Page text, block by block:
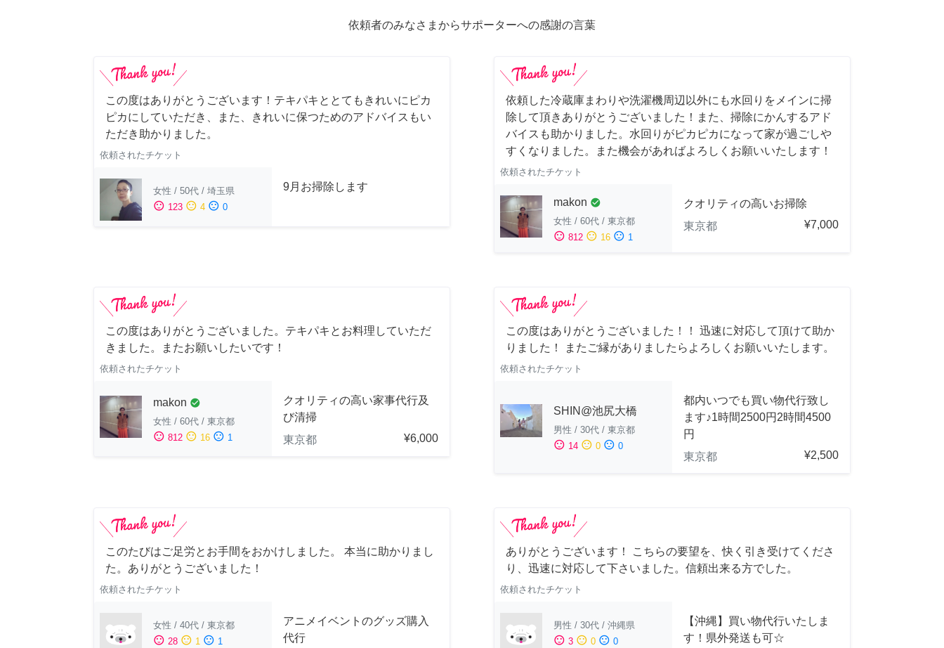
依頼者のみなさまからサポーターへの感謝の言葉
この度はありがとうございます！テキパキととてもきれいにピカ
ピカにしていただき、また、きれいに保つためのアドバイスもい
ただき助かりました。
依頼されたチケット
女性 / 50代 / 埼玉県
sentiment_satisfied 123 sentiment_neutral 4 sentiment_dissatisfied 0
9月お掃除します
依頼した冷蔵庫まわりや洗濯機周辺以外にも水回りをメインに掃
除して頂きありがとうございました！また、掃除にかんするアド
バイスも助かりました。水回りがピカピカになって家が過ごしや
すくなりました。また機会があればよろしくお願いいたします！
依頼されたチケット
makon check_circle
女性 / 60代 / 東京都
sentiment_satisfied 812 sentiment_neutral 16 sentiment_dissatisfied 1
クオリティの高いお掃除
東京都
¥7,000
この度はありがとうございました。テキパキとお料理していただ
きました。またお願いしたいです！
依頼されたチケット
makon check_circle
女性 / 60代 / 東京都
sentiment_satisfied 812 sentiment_neutral 16 sentiment_dissatisfied 1
クオリティの高い家事代行及
び清掃
東京都
¥6,000
この度はありがとうございました！！ 迅速に対応して頂けて助か
りました！ またご縁がありましたらよろしくお願いいたします。
依頼されたチケット
SHIN@池尻大橋
男性 / 30代 / 東京都
sentiment_satisfied 14 sentiment_neutral 0 sentiment_dissatisfied 0
都内いつでも買い物代行致し
ます♪1時間2500円2時間4500
円
東京都
¥2,500
このたびはご足労とお手間をおかけしました。 本当に助かりまし
た。ありがとうございました！
依頼されたチケット
女性 / 40代 / 東京都
sentiment_satisfied 28 sentiment_neutral 1 sentiment_dissatisfied 1
アニメイベントのグッズ購入
代行
ありがとうございます！ こちらの要望を、快く引き受けてくださ
り、迅速に対応して下さいました。信頼出来る方でした。
依頼されたチケット
男性 / 30代 / 沖縄県
sentiment_satisfied 3 sentiment_neutral 0 sentiment_dissatisfied 0
【沖縄】買い物代行いたしま
す！県外発送も可☆